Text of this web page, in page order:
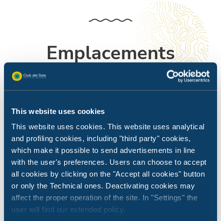
This website uses cookies
This website uses cookies. This website uses analytical
and profiling cookies, including "third party" cookies,
which make it possible to send advertisements in line
with the user's preferences. Users can choose to accept
all cookies by clicking on the "Accept all cookies" button
or only the Technical ones. Deactivating cookies may
affect the proper operation of the site. In "Settings" the
user will find our extended policy.
Emplacements
L'espace pour créer vos vacances comme vous